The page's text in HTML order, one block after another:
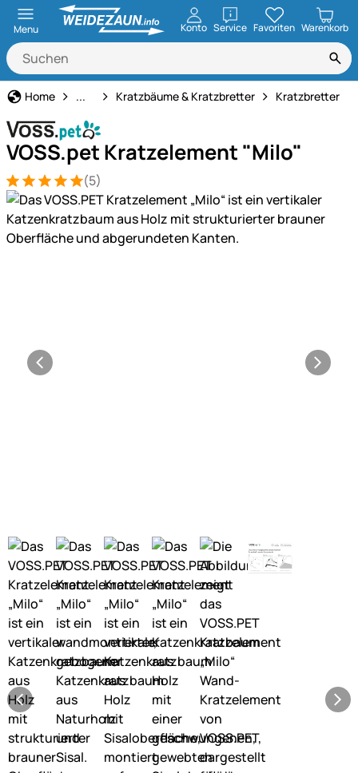
Menu Konto ServiceöffnenFavoriten Warenkorb
Home Katze
... Kratzbäume & Kratzbretter Kratzbretter
VOSS.pet Kratzelement "Milo"
Bewertung: 5 von 5 (5 Bewertungen)
5 Bewertungen
(5)
Produktgalerie